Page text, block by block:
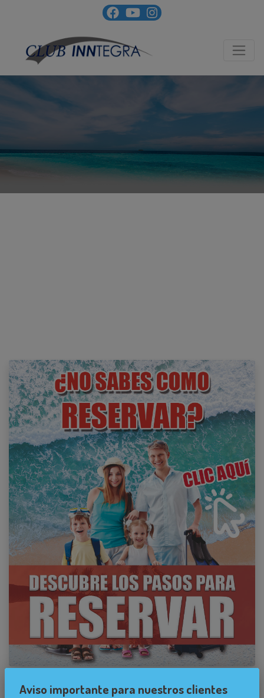
Aviso importante para nuestros clientes